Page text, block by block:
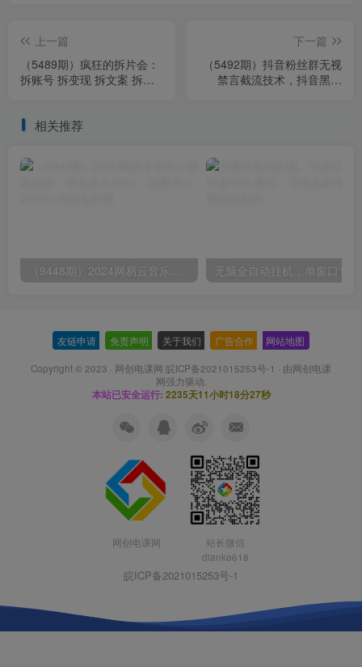
上一篇
（5489期）疯狂的拆片会：
拆账号 拆变现 拆文案 拆拍
下一篇
（5492期）抖音粉丝群无视
禁言截流技术，抖音黑科
相关推荐
友链申请 免责声明 关于我们 广告合作 网站地图
Copyright © 2023 · 网创电课网 皖ICP备2021015253号-1 · 由网创电课
网强力驱动.
本站已安全运行: 2235天11小时18分28秒
网创电课网
站长微信
dianke618
皖ICP备2021015253号-1